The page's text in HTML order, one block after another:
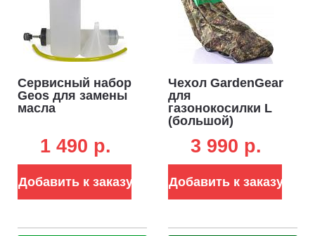
Сервисный набор
Geos для замены
масла
1 490 p.
Добавить к заказу
Чехол GardenGear
для
газонокосилки L
(большой)
3 990 p.
Добавить к заказу